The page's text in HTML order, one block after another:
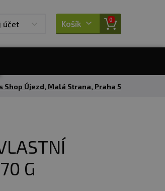
účet Košík 0
Shop Újezd, Malá Strana, Praha 5
G